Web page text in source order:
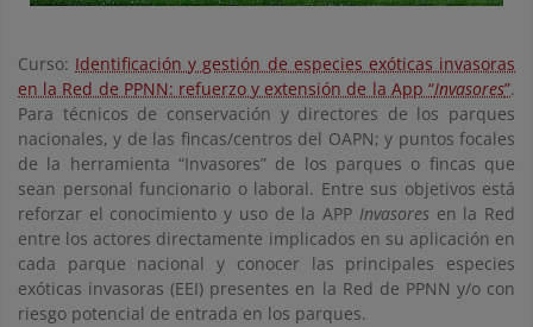
Curso: Identificación y gestión de especies exóticas invasoras
en la Red de PPNN: refuerzo y extensión de la App “Invasores”.
Para técnicos de conservación y directores de los parques
nacionales, y de las fincas/centros del OAPN; y puntos focales
de la herramienta “Invasores” de los parques o fincas que
sean personal funcionario o laboral. Entre sus objetivos está
reforzar el conocimiento y uso de la APP Invasoresen la Red
entre los actores directamente implicados en su aplicación en
cada parque nacional y conocer las principales especies
exóticas invasoras (EEI) presentes en la Red de PPNN y/o con
riesgo potencial de entrada en los parques.